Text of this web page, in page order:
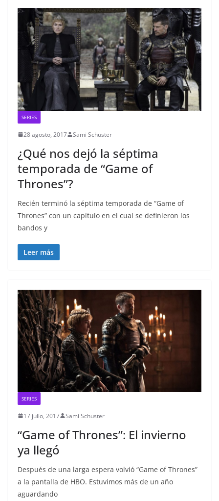
SERIES
28 agosto, 2017 Sami Schuster
¿Qué nos dejó la séptima
temporada de “Game of
Thrones”?
Recién terminó la séptima temporada de “Game of
Thrones” con un capítulo en el cual se definieron los
bandos y
Leer más
SERIES
17 julio, 2017 Sami Schuster
“Game of Thrones”: El invierno
ya llegó
Después de una larga espera volvió “Game of Thrones”
a la pantalla de HBO. Estuvimos más de un año
aguardando